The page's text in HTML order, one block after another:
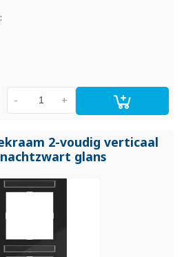
+
-
2-voudig verticaal
glans